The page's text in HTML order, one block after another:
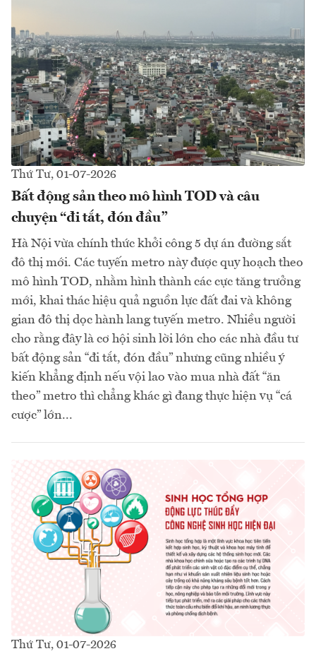
Thứ Tư, 01-07-2026
Bất động sản theo mô hình TOD và câu
chuyện “đi tắt, đón đầu”
Hà Nội vừa chính thức khởi công 5 dự án đường sắt
đô thị mới. Các tuyến metro này được quy hoạch theo
mô hình TOD, nhằm hình thành các cực tăng trưởng
mới, khai thác hiệu quả nguồn lực đất đai và không
gian đô thị dọc hành lang tuyến metro. Nhiều người
cho rằng đây là cơ hội sinh lời lớn cho các nhà đầu tư
bất động sản “đi tắt, đón đầu” nhưng cũng nhiều ý
kiến khẳng định nếu vội lao vào mua nhà đất “ăn
theo” metro thì chẳng khác gì đang thực hiện vụ “cá
cược” lớn...
Thứ Tư, 01-07-2026